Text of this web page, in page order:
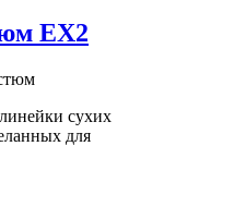
EX2
сухих
для